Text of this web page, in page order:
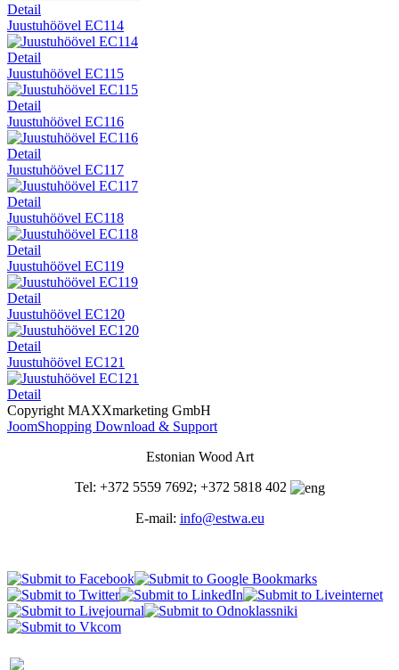
Detail
Juustuhöövel EC114
Detail
Juustuhöövel EC115
Detail
Juustuhöövel EC116
Detail
Juustuhöövel EC117
Detail
Juustuhöövel EC118
Detail
Juustuhöövel EC119
Detail
Juustuhöövel EC120
Detail
Juustuhöövel EC121
Detail
Copyright MAXXmarketing GmbH
JoomShopping Download & Support
Estonian Wood Art
Tel: +372 5559 7692; +372 5818 402
E-mail: info@estwa.eu